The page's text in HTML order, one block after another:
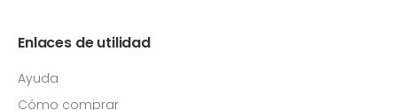
Enlaces de utilidad
Ayuda
Cómo comprar